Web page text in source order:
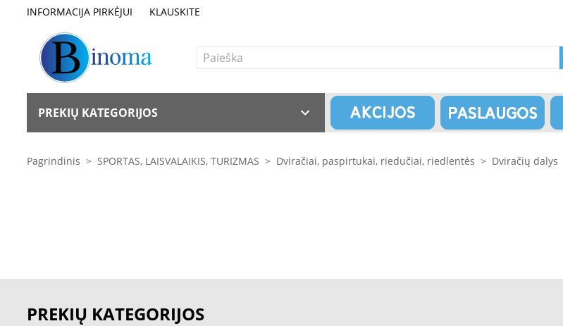
INFORMACIJA PIRKĖJUI KLAUSKITE
PREKIŲ KATEGORIJOS
Pagrindinis > SPORTAS, LAISVALAIKIS, TURIZMAS > Dviračiai, paspirtukai, riedučiai, riedlentės > Dviračių dalys
PREKIŲ KATEGORIJOS